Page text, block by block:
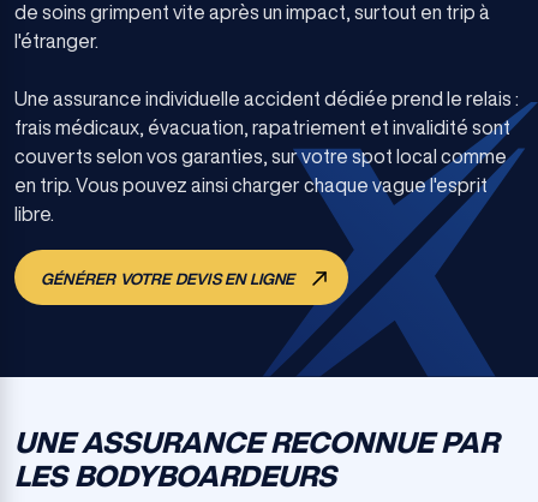
de soins grimpent vite après un impact, surtout en trip à
l'étranger.
Une assurance individuelle accident dédiée prend le relais :
frais médicaux, évacuation, rapatriement et invalidité sont
couverts selon vos garanties, sur votre spot local comme
en trip. Vous pouvez ainsi charger chaque vague l'esprit
libre.
GÉNÉRER VOTRE DEVIS EN LIGNE
UNE ASSURANCE RECONNUE PAR
LES BODYBOARDEURS